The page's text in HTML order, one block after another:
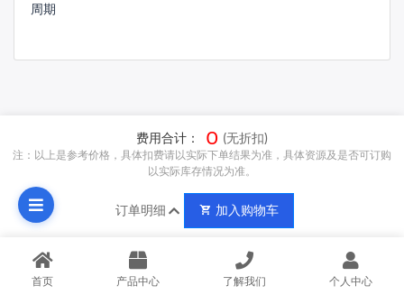
周期
费用合计： 0 (无折扣)
注：以上是参考价格，具体扣费请以实际下单结果为准，具体资源及是否可订购
以实际库存情况为准。
订单明细 加入购物车
首页 产品中心 了解我们 个人中心